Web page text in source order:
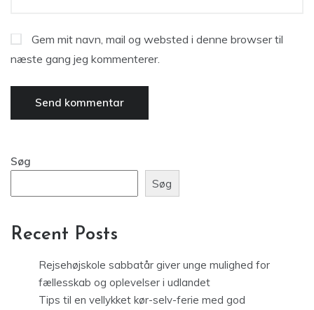
Gem mit navn, mail og websted i denne browser til
næste gang jeg kommenterer.
Søg
Søg
Recent Posts
Rejsehøjskole sabbatår giver unge mulighed for
fællesskab og oplevelser i udlandet
Tips til en vellykket kør-selv-ferie med god